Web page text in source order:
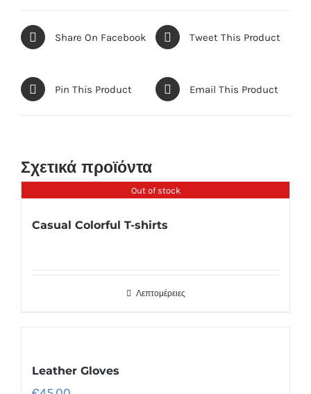
Share On Facebook Tweet This Product
Pin This Product Email This Product
Σχετικά προϊόντα
Out of stock
Casual Colorful T-shirts
Λεπτομέρειες
Leather Gloves